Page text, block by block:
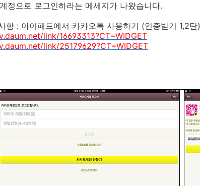
정으로 로그인하라는 메세지가 나왔습니다.
항 : 아이패드에서 카카오톡 사용하기 (인증받기 1,2탄)
link/16693313?CT=WIDGET
link/25179629?CT=WIDGET